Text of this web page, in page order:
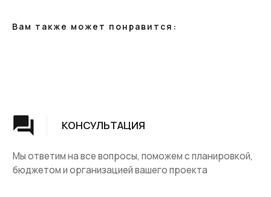
Вам также может понравится: